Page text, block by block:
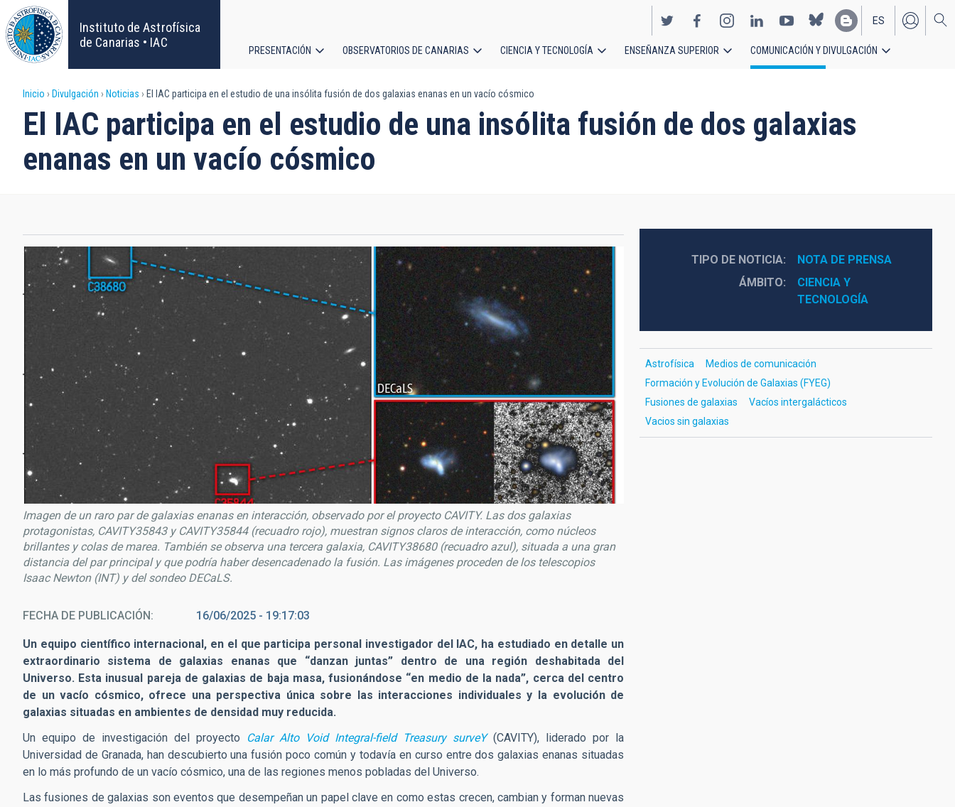
Pasar
al
contenido
principal
Instituto de Astrofísica
de Canarias • IAC
EN
ES
principal
PRESENTACIÓN OBSERVATORIOS DE CANARIAS CIENCIA Y TECNOLOGÍA ENSEÑANZA SUPERIOR COMUNICACIÓN Y DIVULGACIÓN
Sobrescribir
enlaces
de
a
la
navegación
Inicio Divulgación Noticias El IAC participa en el estudio de una insólita fusión de dos galaxias enanas en un vacío cósmico
El IAC participa en el estudio de una insólita fusión de dos galaxias
enanas en un vacío cósmico
Imagen de un raro par de galaxias enanas en interacción, observado por el proyecto CAVITY. Las dos galaxias
protagonistas, CAVITY35843 y CAVITY35844 (recuadro rojo), muestran signos claros de interacción, como núcleos
brillantes y colas de marea. También se observa una tercera galaxia, CAVITY38680 (recuadro azul), situada a una gran
distancia del par principal y que podría haber desencadenado la fusión. Las imágenes proceden de los telescopios
Isaac Newton (INT) y del sondeo DECaLS.
FECHA DE PUBLICACIÓN 16/06/2025 - 19:17:03
Un equipo científico internacional, en el que participa personal investigador del IAC, ha estudiado en detalle un
extraordinario sistema de galaxias enanas que “danzan juntas” dentro de una región deshabitada del
Universo. Esta inusual pareja de galaxias de baja masa, fusionándose “en medio de la nada”, cerca del centro
de un vacío cósmico, ofrece una perspectiva única sobre las interacciones individuales y la evolución de
galaxias situadas en ambientes de densidad muy reducida.
Un equipo de investigación del proyecto
Calar Alto Void Integral-field Treasury surveY(CAVITY), liderado por la
Universidad de Granada, han descubierto una fusión poco común y todavía en curso entre dos galaxias enanas situadas
en lo más profundo de un vacío cósmico, una de las regiones menos pobladas del Universo.
Las fusiones de galaxias son eventos que desempeñan un papel clave en como estas crecen, cambian y forman nuevas
TIPO DE NOTICIA
NOTA DE PRENSA
ÁMBITO
CIENCIA Y
TECNOLOGÍA
Astrofísica
Medios de comunicación
Formación y Evolución de Galaxias (FYEG)
Fusiones de galaxias
Vacíos intergalácticos
Vacios sin galaxias